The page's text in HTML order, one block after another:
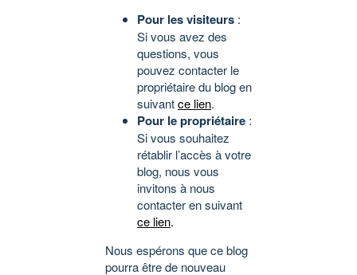
Pour les visiteurs :
Si vous avez des
questions, vous
pouvez contacter le
propriétaire du blog en
suivantce lien.
Pour le propriétaire :
Si vous souhaitez
rétablir l’accès à votre
blog, nous vous
invitons à nous
contacter en suivant
ce lien.
Nous espérons que ce blog
pourra être de nouveau